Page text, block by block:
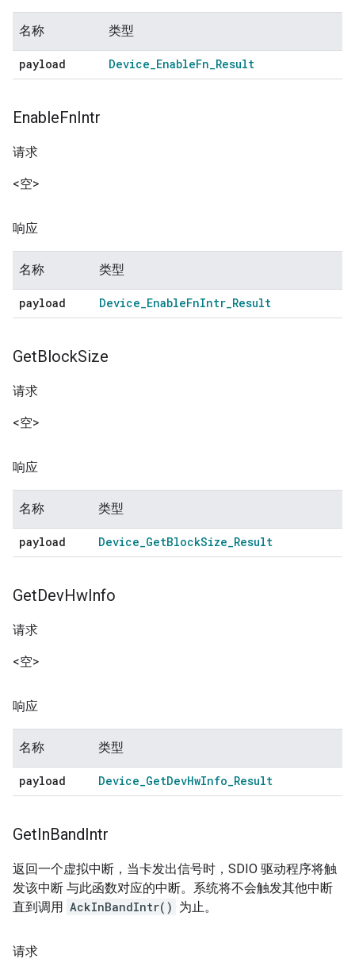
名称 类型
payload Device_EnableFn_Result
EnableFnIntr
请求
<空>
响应
名称 类型
payload Device_EnableFnIntr_Result
GetBlockSize
请求
<空>
响应
名称 类型
payload Device_GetBlockSize_Result
GetDevHwInfo
请求
<空>
响应
名称 类型
payload Device_GetDevHwInfo_Result
GetInBandIntr
返回一个虚拟中断，当卡发出信号时，SDIO 驱动程序将触
发该中断 与此函数对应的中断。系统将不会触发其他中断
直到调用 AckInBandIntr() 为止。
请求